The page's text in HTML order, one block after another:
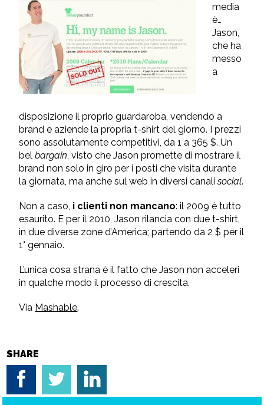
media
è…
Jason,
che ha
messo
a
disposizione il proprio guardaroba, vendendo a
brand e aziende la propria t-shirt del giorno. I prezzi
sono assolutamente competitivi, da 1 a 365 $. Un
belbargain, visto che Jason promette di mostrare il
brand non solo in giro per i posti che visita durante
la giornata, ma anche sul web in diversi canalisocial.
Non a caso, i clienti non mancano: il 2009 è tutto
esaurito. E per il 2010, Jason rilancia con due t-shirt,
in due diverse zone d’America; partendo da 2 $ per il
1° gennaio.
L’unica cosa strana è il fatto che Jason non acceleri
in qualche modo il processo di crescita.
Via Mashable.
SHARE